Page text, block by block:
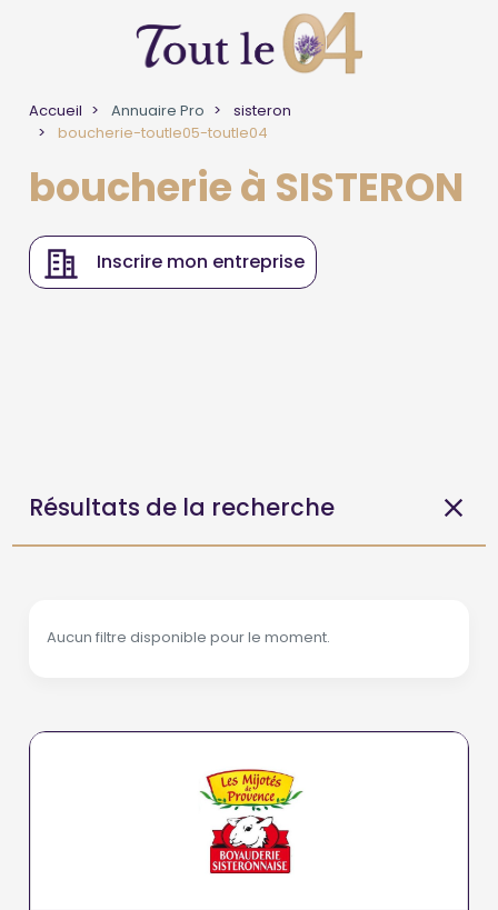
Accueil Annuaire Pro
sisteron
boucherie-toutle05-toutle04
boucherie à SISTERON
Inscrire mon entreprise
Résultats de la recherche
Aucun filtre disponible pour le moment.